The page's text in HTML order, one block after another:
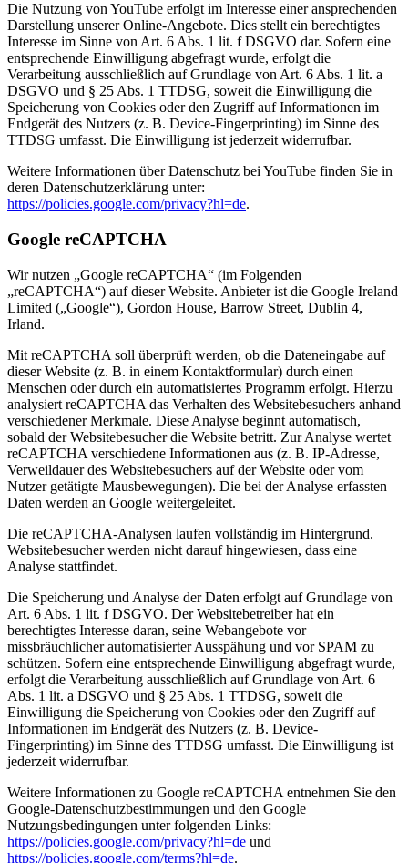
Die Nutzung von YouTube erfolgt im Interesse einer ansprechenden
Darstellung unserer Online-Angebote. Dies stellt ein berechtigtes
Interesse im Sinne von Art. 6 Abs. 1 lit. f DSGVO dar. Sofern eine
entsprechende Einwilligung abgefragt wurde, erfolgt die
Verarbeitung ausschließlich auf Grundlage von Art. 6 Abs. 1 lit. a
DSGVO und § 25 Abs. 1 TTDSG, soweit die Einwilligung die
Speicherung von Cookies oder den Zugriff auf Informationen im
Endgerät des Nutzers (z. B. Device-Fingerprinting) im Sinne des
TTDSG umfasst. Die Einwilligung ist jederzeit widerrufbar.
Weitere Informationen über Datenschutz bei YouTube finden Sie in
deren Datenschutzerklärung unter:
https://policies.google.com/privacy?hl=de.
Google reCAPTCHA
Wir nutzen „Google reCAPTCHA“ (im Folgenden
„reCAPTCHA“) auf dieser Website. Anbieter ist die Google Ireland
Limited („Google“), Gordon House, Barrow Street, Dublin 4,
Irland.
Mit reCAPTCHA soll überprüft werden, ob die Dateneingabe auf
dieser Website (z. B. in einem Kontaktformular) durch einen
Menschen oder durch ein automatisiertes Programm erfolgt. Hierzu
analysiert reCAPTCHA das Verhalten des Websitebesuchers anhand
verschiedener Merkmale. Diese Analyse beginnt automatisch,
sobald der Websitebesucher die Website betritt. Zur Analyse wertet
reCAPTCHA verschiedene Informationen aus (z. B. IP-Adresse,
Verweildauer des Websitebesuchers auf der Website oder vom
Nutzer getätigte Mausbewegungen). Die bei der Analyse erfassten
Daten werden an Google weitergeleitet.
Die reCAPTCHA-Analysen laufen vollständig im Hintergrund.
Websitebesucher werden nicht darauf hingewiesen, dass eine
Analyse stattfindet.
Die Speicherung und Analyse der Daten erfolgt auf Grundlage von
Art. 6 Abs. 1 lit. f DSGVO. Der Websitebetreiber hat ein
berechtigtes Interesse daran, seine Webangebote vor
missbräuchlicher automatisierter Ausspähung und vor SPAM zu
schützen. Sofern eine entsprechende Einwilligung abgefragt wurde,
erfolgt die Verarbeitung ausschließlich auf Grundlage von Art. 6
Abs. 1 lit. a DSGVO und § 25 Abs. 1 TTDSG, soweit die
Einwilligung die Speicherung von Cookies oder den Zugriff auf
Informationen im Endgerät des Nutzers (z. B. Device-
Fingerprinting) im Sinne des TTDSG umfasst. Die Einwilligung ist
jederzeit widerrufbar.
Weitere Informationen zu Google reCAPTCHA entnehmen Sie den
Google-Datenschutzbestimmungen und den Google
Nutzungsbedingungen unter folgenden Links:
https://policies.google.com/privacy?hl=de und
https://policies.google.com/terms?hl=de.